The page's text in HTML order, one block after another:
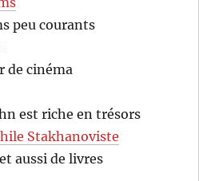
peu courants
de cinéma
est riche en trésors
Stakhanoviste
aussi de livres